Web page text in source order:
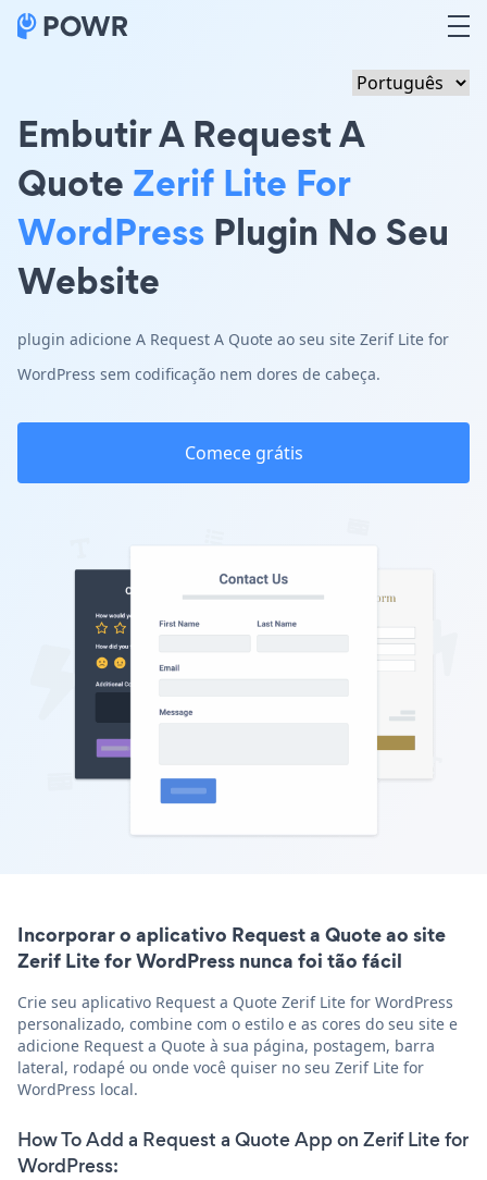
Embutir A Request A
Quote Zerif Lite For
WordPress Plugin No Seu
Website
plugin adicione A Request A Quote ao seu site Zerif Lite for
WordPress sem codificação nem dores de cabeça.
Comece grátis
Incorporar o aplicativo Request a Quote ao site
Zerif Lite for WordPress nunca foi tão fácil
Crie seu aplicativo Request a Quote Zerif Lite for WordPress
personalizado, combine com o estilo e as cores do seu site e
adicione Request a Quote à sua página, postagem, barra
lateral, rodapé ou onde você quiser no seu Zerif Lite for
WordPress local.
How To Add a Request a Quote App on Zerif Lite for
WordPress: